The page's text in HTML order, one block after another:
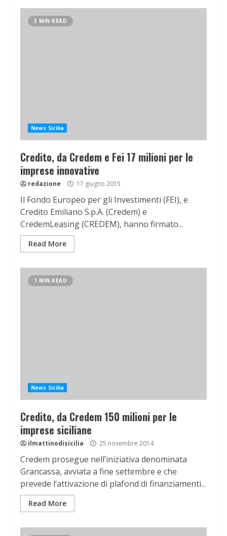
3 MIN READ
News Sicilia
Credito, da Credem e Fei 17 milioni per le
imprese innovative
redazione 17 giugno 2015
Il Fondo Europeo per gli Investimenti (FEI), e
Credito Emiliano S.p.A. (Credem) e
CredemLeasing (CREDEM), hanno firmato...
Read More
1 MIN READ
News Sicilia
Credito, da Credem 150 milioni per le
imprese siciliane
ilmattinodisicilia 25 novembre 2014
Credem prosegue nell’iniziativa denominata
Grancassa, avviata a fine settembre e che
prevede l‘attivazione di plafond di finanziamenti...
Read More